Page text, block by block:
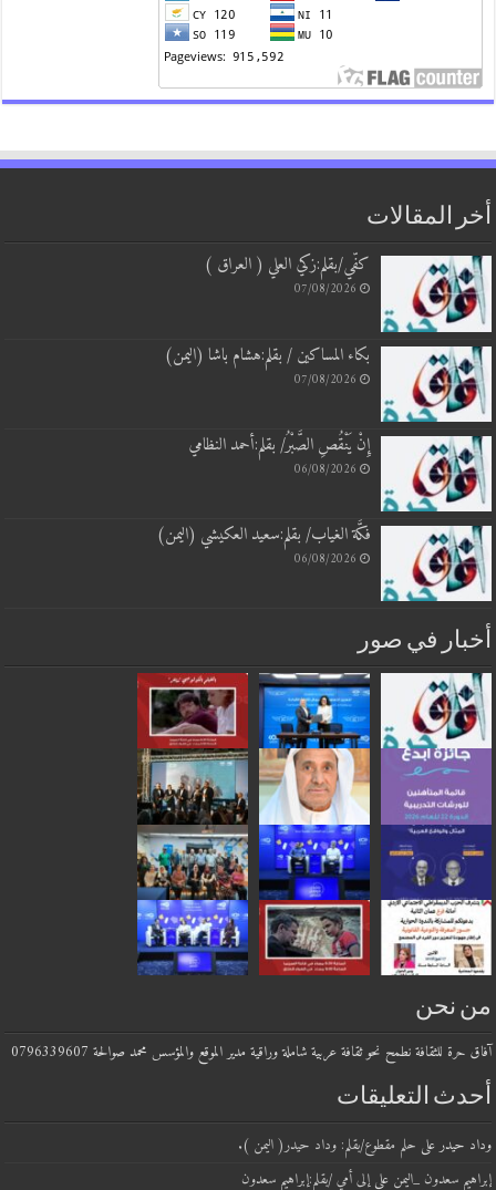
المقالات
كفّي/بقلم:زكي العلي ( العراق )
07/08/2026
بكاء المساكين / بقلم:هشام باشا (اليمن)
07/08/2026
إِنْ يَنْقُصِ الصَّبْرُ/ بقلم:أحمد النظامي
06/08/2026
فكَّة الغياب/ بقلم:سعيد العكيشي (اليمن)
06/08/2026
في صور
نحن
للثقافة نطمح نحو ثقافة عربية شاملة وراقية مدير الموقع والمؤسس محمد صوالحة 0796339607
التعليقات
علىحلم مقطوع/بقلم: وداد حيدر( اليمن ).
سعدون _اليمنعلىإلى أمي /بقلم:إبراهيم سعدون